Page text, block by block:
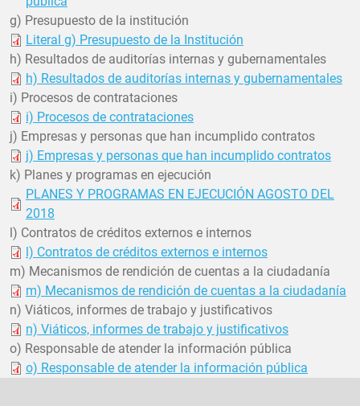
g) Presupuesto de la institución
Literal g) Presupuesto de la Institución
h) Resultados de auditorías internas y gubernamentales
h) Resultados de auditorías internas y gubernamentales
i) Procesos de contrataciones
i) Procesos de contrataciones
j) Empresas y personas que han incumplido contratos
j) Empresas y personas que han incumplido contratos
k) Planes y programas en ejecución
PLANES Y PROGRAMAS EN EJECUCIÓN AGOSTO DEL
2018
l) Contratos de créditos externos e internos
l) Contratos de créditos externos e internos
m) Mecanismos de rendición de cuentas a la ciudadanía
m) Mecanismos de rendición de cuentas a la ciudadanía
n) Viáticos, informes de trabajo y justificativos
n) Viáticos, informes de trabajo y justificativos
o) Responsable de atender la información pública
o) Responsable de atender la información pública